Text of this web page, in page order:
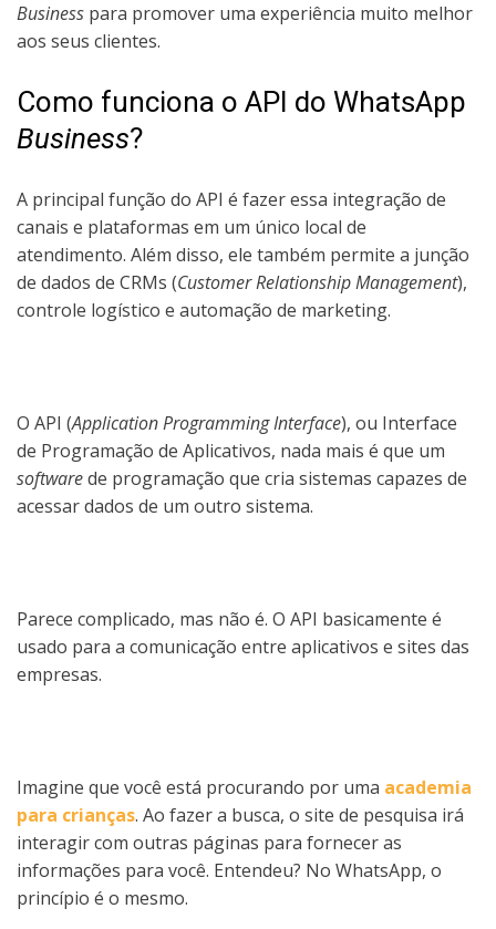
Business para promover uma experiência muito melhor
aos seus clientes.
Como funciona o API do WhatsApp
Business?
A principal função do API é fazer essa integração de
canais e plataformas em um único local de
atendimento. Além disso, ele também permite a junção
de dados de CRMs (Customer Relationship Management),
controle logístico e automação de marketing.
O API (Application Programming Interface), ou Interface
de Programação de Aplicativos, nada mais é que um
softwarede programação que cria sistemas capazes de
acessar dados de um outro sistema.
Parece complicado, mas não é. O API basicamente é
usado para a comunicação entre aplicativos e sites das
empresas.
Imagine que você está procurando por uma academia
para crianças. Ao fazer a busca, o site de pesquisa irá
interagir com outras páginas para fornecer as
informações para você. Entendeu? No WhatsApp, o
princípio é o mesmo.